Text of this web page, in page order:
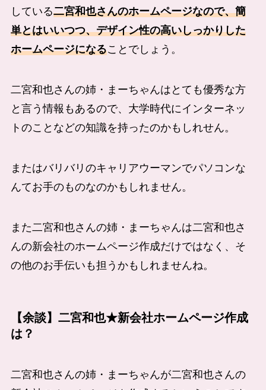
している二宮和也さんのホームページなので、簡
単とはいいつつ、デザイン性の高いしっかりした
ホームページになることでしょう。
二宮和也さんの姉・まーちゃんはとても優秀な方
と言う情報もあるので、大学時代にインターネッ
トのことなどの知識を持ったのかもしれせん。
またはバリバリのキャリアウーマンでパソコンな
んてお手のものなのかもしれません。
また二宮和也さんの姉・まーちゃんは二宮和也さ
んの新会社のホームページ作成だけではなく、そ
の他のお手伝いも担うかもしれませんね。
【余談】二宮和也★新会社ホームページ作成
は？
二宮和也さんの姉・まーちゃんが二宮和也さんの